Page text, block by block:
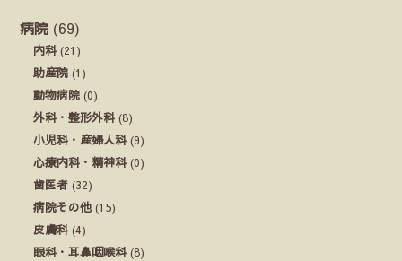
病院 (69)
内科 (21)
助産院 (1)
動物病院 (0)
外科・整形外科 (8)
小児科・産婦人科 (9)
心療内科・精神科 (0)
歯医者 (32)
病院その他 (15)
皮膚科 (4)
眼科・耳鼻咽喉科 (8)